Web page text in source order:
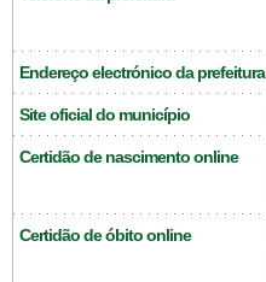
Endereço electrónico da prefeitura
Site oficial do município
Certidão de nascimento online
Certidão de óbito online